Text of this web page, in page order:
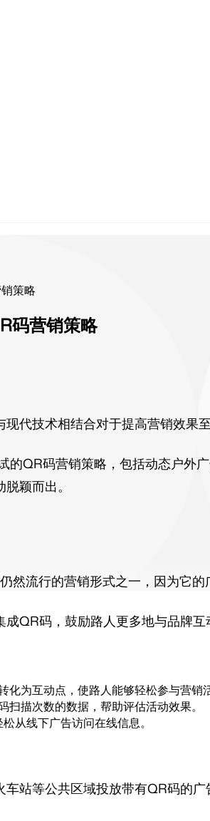
策略
码营销策略
代技术相结合对于提高营销效果
的QR码营销策略，包括动态户外
颖而出。
然流行的营销形式之一，因为它
QR码，鼓励路人更多地与品牌
化为互动点，使路人能够轻松参与营销
扫描次数的数据，帮助评估活动效果。
松从线下广告访问在线信息。
站等公共区域投放带有QR码的